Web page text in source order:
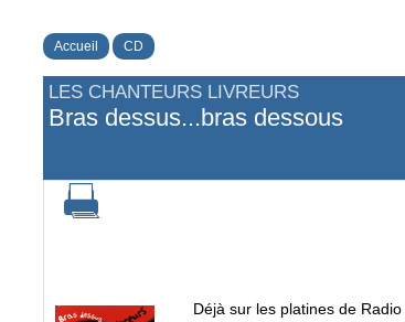
Accueil CD
LES CHANTEURS LIVREURS
Bras dessus...bras dessous
Déjà sur les platines de